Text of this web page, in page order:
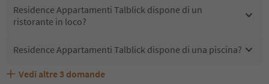
Residence Appartamenti Talblick dispone di un
ristorante in loco?
Residence Appartamenti Talblick dispone di una piscina?
Residence Appartamenti Talblick accetta animali
Quali servizi/attività sono disponibili presso Residence
Gli ospiti di Residence Appartamenti Talblick ricevono
Vedi altre 3 domande